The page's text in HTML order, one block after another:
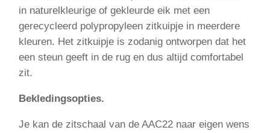
in naturelkleurige of gekleurde eik met een
gerecycleerd polypropyleen zitkuipje in meerdere
kleuren. Het zitkuipje is zodanig ontworpen dat het
een steun geeft in de rug en dus altijd comfortabel
zit.
Bekledingsopties.
Je kan de zitschaal van de AAC22 naar eigen wens